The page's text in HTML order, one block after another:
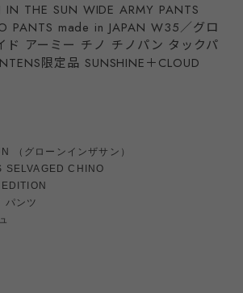
IN THE SUN WIDE ARMY PANTS
PANTS made in JAPAN W35／グロ
ド アーミー チノ チノパン タックパ
限定品 SUNSHINE＋CLOUD
（グローンインザサン）
SELVAGED CHINO
パンツ